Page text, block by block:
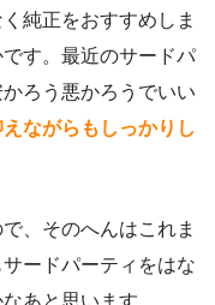
純正をおすすめしま
す。最近のサードパ
ろう悪かろうでいい
ながらもしっかりし
、そのへんはこれま
ードパーティをはな
あと思います。